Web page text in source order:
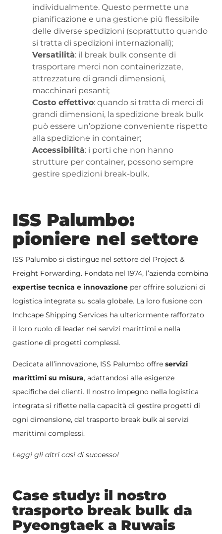
individualmente. Questo permette una
pianificazione e una gestione più flessibile
delle diverse spedizioni (soprattutto quando
si tratta di spedizioni internazionali);
Versatilità: il break bulk consente di
trasportare merci non containerizzate,
attrezzature di grandi dimensioni,
macchinari pesanti;
Costo effettivo: quando si tratta di merci di
grandi dimensioni, la spedizione break bulk
può essere un’opzione conveniente rispetto
alla spedizione in container;
Accessibilità: i porti che non hanno
strutture per container, possono sempre
gestire spedizioni break-bulk.
ISS Palumbo:
pioniere nel settore
ISS Palumbo si distingue nel settore del Project &
Freight Forwarding. Fondata nel 1974, l’azienda combina
expertise tecnica e innovazione per offrire soluzioni di
logistica integrata su scala globale. La loro fusione con
Inchcape Shipping Services ha ulteriormente rafforzato
il loro ruolo di leader nei servizi marittimi e nella
gestione di progetti complessi.
Dedicata all’innovazione, ISS Palumbo offre servizi
marittimi su misura, adattandosi alle esigenze
specifiche dei clienti. Il nostro impegno nella logistica
integrata si riflette nella capacità di gestire progetti di
ogni dimensione, dal trasporto break bulk ai servizi
marittimi complessi.
Leggi gli altri casi di successo!
Case study: il nostro
trasporto break bulk da
Pyeongtaek a Ruwais